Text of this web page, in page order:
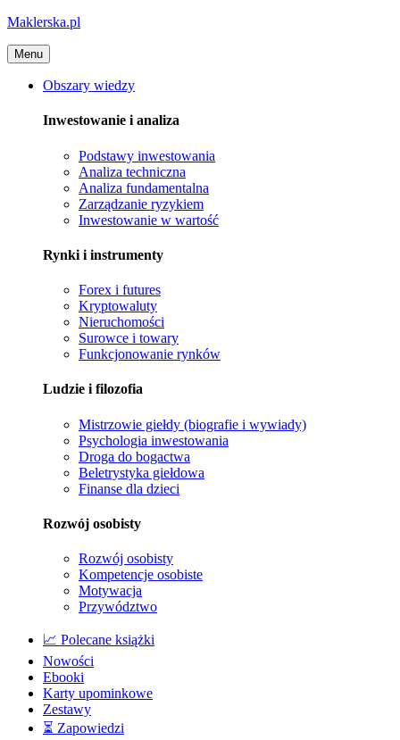
Maklerska.pl
Menu
Obszary wiedzy
Inwestowanie i analiza
Podstawy inwestowania
Analiza techniczna
Analiza fundamentalna
Zarządzanie ryzykiem
Inwestowanie w wartość
Rynki i instrumenty
Forex i futures
Kryptowaluty
Nieruchomości
Surowce i towary
Funkcjonowanie rynków
Ludzie i filozofia
Mistrzowie giełdy (biografie i wywiady)
Psychologia inwestowania
Droga do bogactwa
Beletrystyka giełdowa
Finanse dla dzieci
Rozwój osobisty
Rozwój osobisty
Kompetencje osobiste
Motywacja
Przywództwo
📈 Polecane książki
Nowości
Ebooki
Karty upominkowe
Zestawy
⏳ Zapowiedzi